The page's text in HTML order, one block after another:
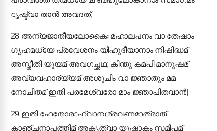
ദൃഷ്ട്വാ താൻ അവദത്,
28 അന്യജാതീയലോകൈഃ മഹാലപനം വാ തേഷാം
ഗൃഹമധ്യേ പ്രവേശനം യിഹൂദീയാനാം നിഷിദ്ധമ്
അസ്തീതി യൂയമ് അവഗച്ഛഥ; കിന്തു കമപി മാനുഷമ്
അവ്യവഹാര്യ്യമ് അശുചിം വാ ജ്ഞാതും മമ
നോചിതമ് ഇതി പരമേശ്വരോ മാം ജ്ഞാപിതവാൻ|
29 ഇതി ഹേതോരാഹ്വാനശ്രവണമാത്രാത്
കാഞ്ചനാപത്തിമ് അകൃത്വാ യുഷ്മാകം സമീപമ്